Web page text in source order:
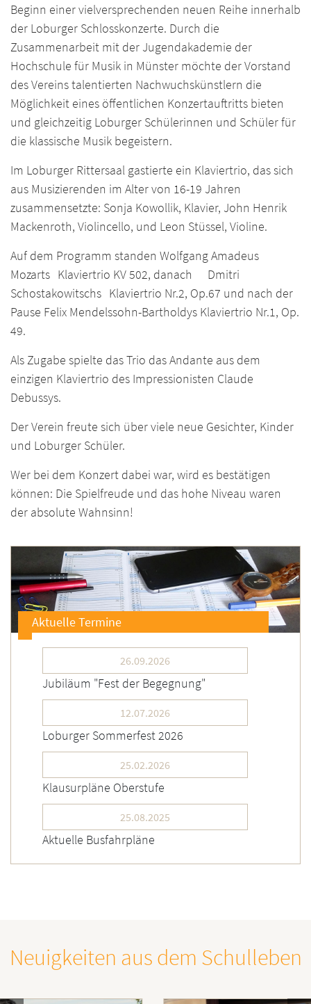
Beginn einer vielversprechenden neuen Reihe innerhalb
der Loburger Schlosskonzerte. Durch die
Zusammenarbeit mit der Jugendakademie der
Hochschule für Musik in Münster möchte der Vorstand
des Vereins talentierten Nachwuchskünstlern die
Möglichkeit eines öffentlichen Konzertauftritts bieten
und gleichzeitig Loburger Schülerinnen und Schüler für
die klassische Musik begeistern.
Im Loburger Rittersaal gastierte ein Klaviertrio, das sich
aus Musizierenden im Alter von 16-19 Jahren
zusammensetzte: Sonja Kowollik, Klavier, John Henrik
Mackenroth, Violincello, und Leon Stüssel, Violine.
Auf dem Programm standen Wolfgang Amadeus
Mozarts Klaviertrio KV 502, danach Dmitri
Schostakowitschs Klaviertrio Nr.2, Op.67 und nach der
Pause Felix Mendelssohn-Bartholdys Klaviertrio Nr.1, Op.
49.
Als Zugabe spielte das Trio das Andante aus dem
einzigen Klaviertrio des Impressionisten Claude
Debussys.
Der Verein freute sich über viele neue Gesichter, Kinder
und Loburger Schüler.
Wer bei dem Konzert dabei war, wird es bestätigen
können: Die Spielfreude und das hohe Niveau waren
der absolute Wahnsinn!
Aktuelle Termine
26.09.2026
Jubiläum "Fest der Begegnung"
12.07.2026
Loburger Sommerfest 2026
25.02.2026
Klausurpläne Oberstufe
25.08.2025
Aktuelle Busfahrpläne
Neuigkeiten aus dem Schulleben